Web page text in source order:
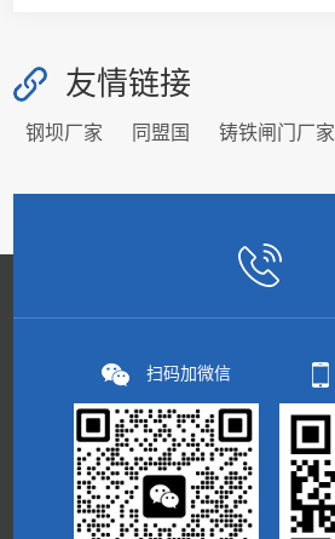
友情链接
钢坝厂家 同盟国 铸铁闸门厂家
扫码加微信